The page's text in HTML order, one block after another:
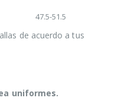
47.5-51.5
de acuerdo a tus
uniformes.